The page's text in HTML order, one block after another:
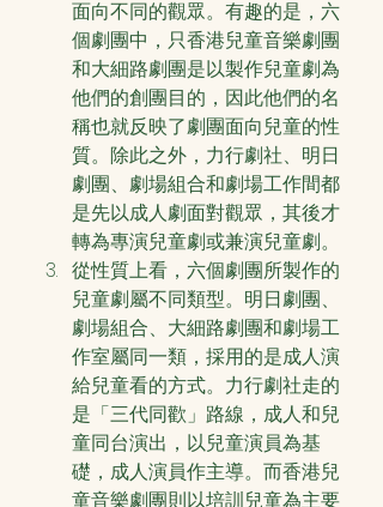
面向不同的觀眾。有趣的是，六
個劇團中，只香港兒童音樂劇團
和大細路劇團是以製作兒童劇為
他們的創團目的，因此他們的名
稱也就反映了劇團面向兒童的性
質。除此之外，力行劇社、明日
劇團、劇場組合和劇場工作間都
是先以成人劇面對觀眾，其後才
轉為專演兒童劇或兼演兒童劇。
從性質上看，六個劇團所製作的
兒童劇屬不同類型。明日劇團、
劇場組合、大細路劇團和劇場工
作室屬同一類，採用的是成人演
給兒童看的方式。力行劇社走的
是「三代同歡」路線，成人和兒
童同台演出，以兒童演員為基
礎，成人演員作主導。而香港兒
童音樂劇團則以培訓兒童為主要